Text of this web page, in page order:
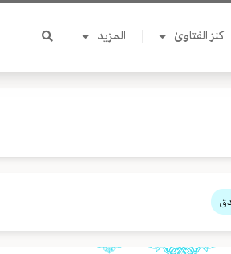
كنز الفتاوىٰ المزيد